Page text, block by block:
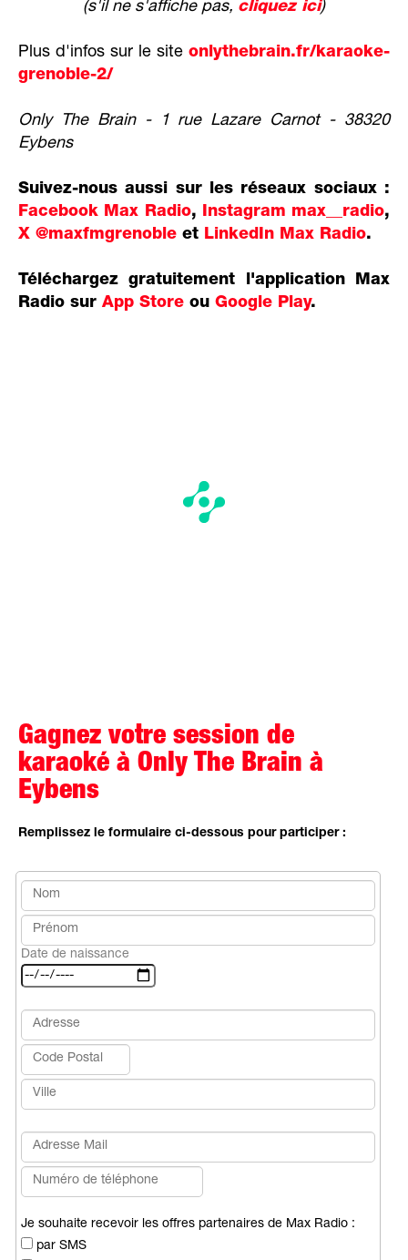
(s'il ne s'affiche pas, cliquez ici)
Plus d'infos sur le site onlythebrain.fr/karaoke-
grenoble-2/
Only The Brain - 1 rue Lazare Carnot - 38320
Eybens
Suivez-nous aussi sur les réseaux sociaux :
Facebook Max Radio, Instagram max__radio,
X @maxfmgrenoble et LinkedIn Max Radio.
Téléchargez gratuitement l'application Max
Radio sur App Store ou Google Play.
Gagnez votre session de
karaoké à Only The Brain à
Eybens
Remplissez le formulaire ci-dessous pour participer :
Date de naissance
Je souhaite recevoir les offres partenaires de Max Radio :
par SMS